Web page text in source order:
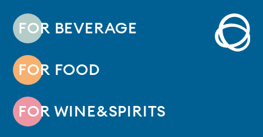
FOR BEVERAGE
FOR FOOD
FOR WINE&SPIRITS